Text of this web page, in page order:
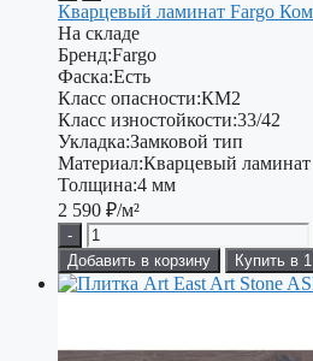
Кварцевый ламинат Fargo
На складе
Бренд:Fargo
Фаска:Есть
Класс опасности:КМ2
Класс изностойкости:33/42
Укладка:Замковой тип
Материал:Кварцевый ламинат
Толщина:4 мм
2 590 ₽/м²
-
Добавить в корзину
Купить в